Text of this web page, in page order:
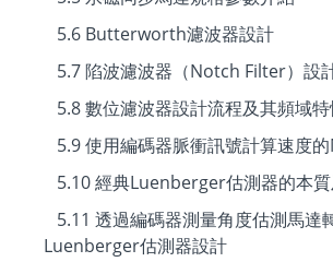
5.6 Butterworth濾波器設計
5.7 陷波濾波器（Notch Filter）設
5.8 數位濾波器設計流程及其頻域特
5.9 使用編碼器脈衝訊號計算速度
5.10 經典Luenberger估測器的本
5.11 透過編碼器測量角度估測馬達
Luenberger估測器設計